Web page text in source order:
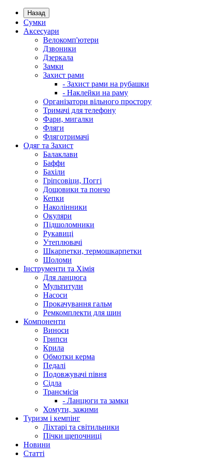
Назад
Сумки
Аксесуари
Велокомп'ютери
Дзвоники
Дзеркала
Замки
Захист рами
- Захист рами на рубашки
- Наклейки на раму
Організатори вільного простору
Тримачі для телефону
Фари, мигалки
Фляги
Фляготримачі
Одяг та Захист
Балаклави
Баффи
Бахіли
Гріпсовіци, Поггі
Дощовики та пончо
Кепки
Наколінники
Окуляри
Підшоломники
Рукавиці
Утеплювачі
Шкарпетки, термошкарпетки
Шоломи
Інструменти та Хімія
Для ланцюга
Мультитули
Насоси
Прокачування гальм
Ремкомплекти для шин
Компоненти
Виноси
Грипси
Крила
Обмотки керма
Педалі
Подовжувачі півня
Сідла
Трансмісія
- Ланцюги та замки
Хомути, зажими
Туризм і кемпінг
Ліхтарі та світильники
Пічки щепочниці
Новини
Статті